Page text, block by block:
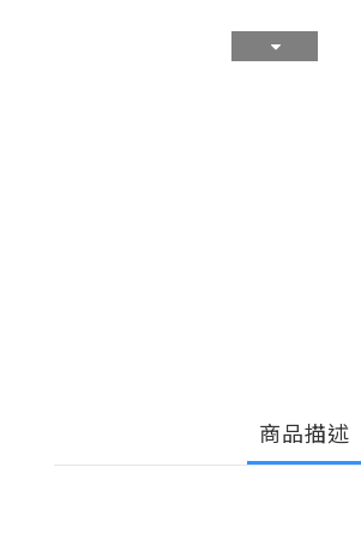
商品描述